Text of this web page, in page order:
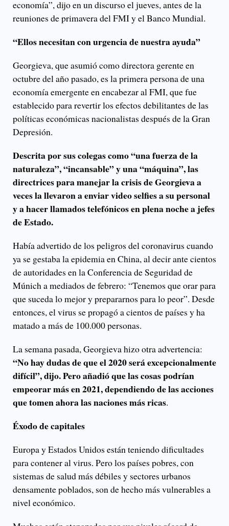
economía”, dijo en un discurso el jueves, antes de la
reuniones de primavera del FMI y el Banco Mundial.
“Ellos necesitan con urgencia de nuestra ayuda”
Georgieva, que asumió como directora gerente en
octubre del año pasado, es la primera persona de una
economía emergente en encabezar al FMI, que fue
establecido para revertir los efectos debilitantes de las
políticas económicas nacionalistas después de la Gran
Depresión.
Descrita por sus colegas como “una fuerza de la
naturaleza”, “incansable” y una “máquina”, las
directrices para manejar la crisis de Georgieva a
veces la llevaron a enviar video selfies a su personal
y a hacer llamados telefónicos en plena noche a jefes
de Estado.
Había advertido de los peligros del coronavirus cuando
ya se gestaba la epidemia en China, al decir ante cientos
de autoridades en la Conferencia de Seguridad de
Múnich a mediados de febrero: “Tenemos que orar para
que suceda lo mejor y prepararnos para lo peor”. Desde
entonces, el virus se propagó a cientos de países y ha
matado a más de 100.000 personas.
La semana pasada, Georgieva hizo otra advertencia:
“No hay dudas de que el 2020 será excepcionalmente
difícil”, dijo. Pero añadió que las cosas podrían
empeorar más en 2021, dependiendo de las acciones
que tomen ahora las naciones más ricas.
Éxodo de capitales
Europa y Estados Unidos están teniendo dificultades
para contener al virus. Pero los países pobres, con
sistemas de salud más débiles y sectores urbanos
densamente poblados, son de hecho más vulnerables a
nivel económico.